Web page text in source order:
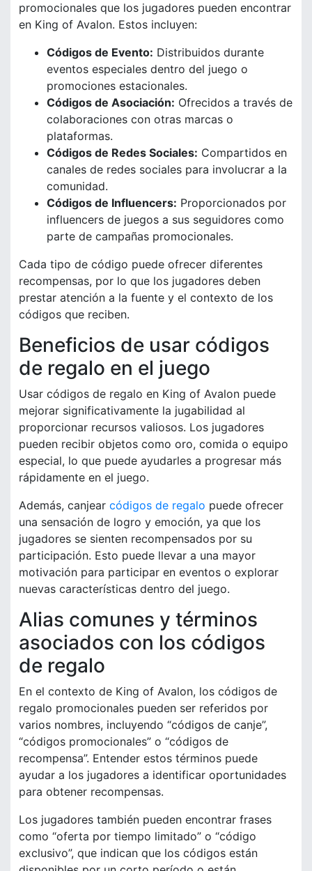
promocionales que los jugadores pueden encontrar
en King of Avalon. Estos incluyen:
Códigos de Evento: Distribuidos durante
eventos especiales dentro del juego o
promociones estacionales.
Códigos de Asociación: Ofrecidos a través de
colaboraciones con otras marcas o
plataformas.
Códigos de Redes Sociales: Compartidos en
canales de redes sociales para involucrar a la
comunidad.
Códigos de Influencers: Proporcionados por
influencers de juegos a sus seguidores como
parte de campañas promocionales.
Cada tipo de código puede ofrecer diferentes
recompensas, por lo que los jugadores deben
prestar atención a la fuente y el contexto de los
códigos que reciben.
Beneficios de usar códigos
de regalo en el juego
Usar códigos de regalo en King of Avalon puede
mejorar significativamente la jugabilidad al
proporcionar recursos valiosos. Los jugadores
pueden recibir objetos como oro, comida o equipo
especial, lo que puede ayudarles a progresar más
rápidamente en el juego.
Además, canjear códigos de regalo puede ofrecer
una sensación de logro y emoción, ya que los
jugadores se sienten recompensados por su
participación. Esto puede llevar a una mayor
motivación para participar en eventos o explorar
nuevas características dentro del juego.
Alias comunes y términos
asociados con los códigos
de regalo
En el contexto de King of Avalon, los códigos de
regalo promocionales pueden ser referidos por
varios nombres, incluyendo “códigos de canje”,
“códigos promocionales” o “códigos de
recompensa”. Entender estos términos puede
ayudar a los jugadores a identificar oportunidades
para obtener recompensas.
Los jugadores también pueden encontrar frases
como “oferta por tiempo limitado” o “código
exclusivo”, que indican que los códigos están